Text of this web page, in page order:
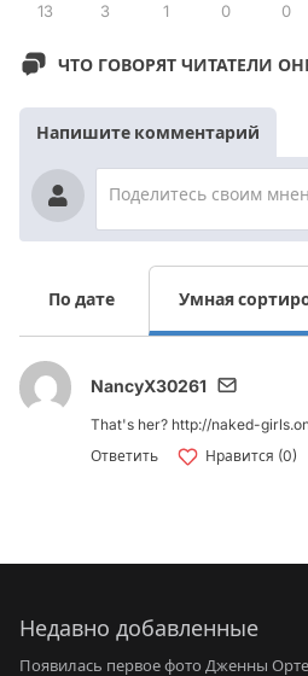
13 3 1 0 0
ЧТО ГОВОРЯТ ЧИТАТЕЛИ
Напишите комментарий
По дате Умная
NancyX30261
That's her? http://naked-
Ответить
Нравится (0)
Недавно добавленные
Появилась первое фото Дженны